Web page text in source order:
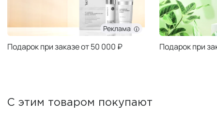
Реклама
Подарок при заказе от 50 000 ₽ Подарок при
С этим товаром покупают